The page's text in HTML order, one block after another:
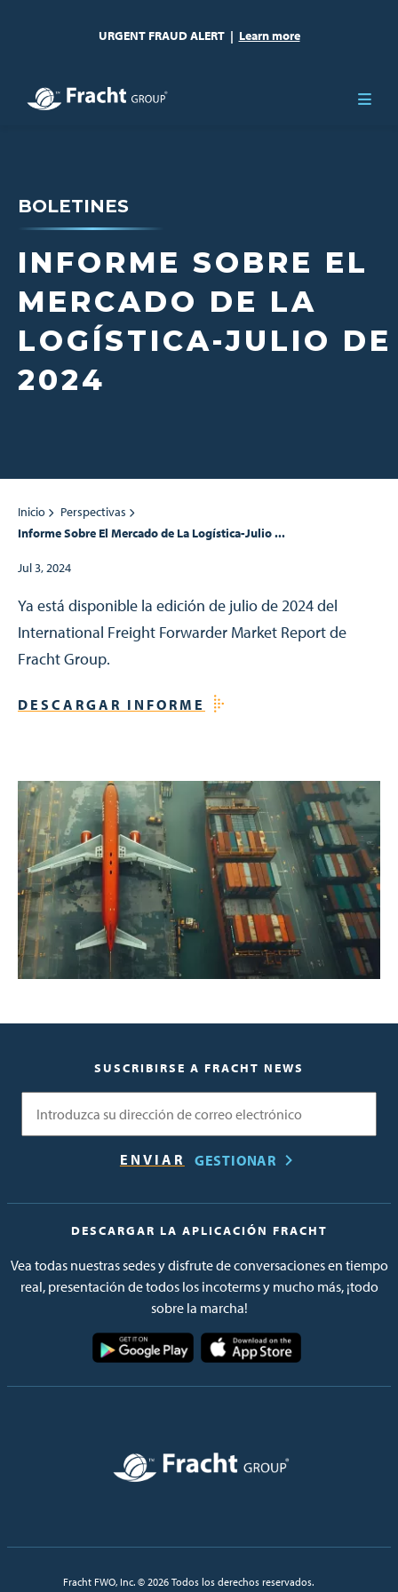
URGENT FRAUD ALERT | Learn more
BOLETINES
INFORME SOBRE EL
MERCADO DE LA
LOGÍSTICA-JULIO DE
2024
Inicio
Perspectivas
Informe Sobre El Mercado de La Logística-Julio ...
Jul 3, 2024
Ya está disponible la edición de julio de 2024 del
International Freight Forwarder Market Report de
Fracht Group.
DESCARGAR INFORME
SUSCRIBIRSE A FRACHT NEWS
GESTIONAR
DESCARGAR LA APLICACIÓN FRACHT
Vea todas nuestras sedes y disfrute de conversaciones en tiempo
real, presentación de todos los incoterms y mucho más, ¡todo
sobre la marcha!
Imagen
Imagen
Fracht FWO, Inc. © 2026 Todos los derechos reservados.